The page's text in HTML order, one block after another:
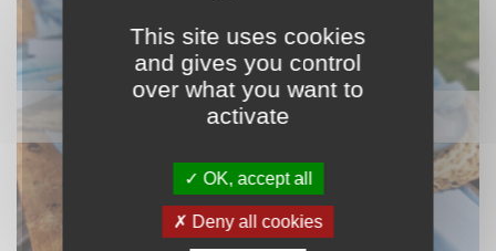
NAPPAGE ET TEXTILE
This site uses cookies
and gives you control
over what you want to
activate
OK, accept all
Deny all cookies